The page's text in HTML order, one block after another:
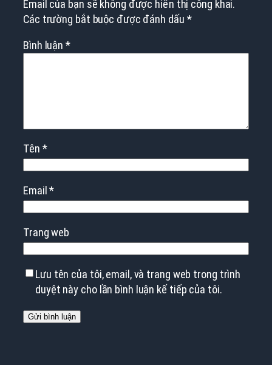
Email của bạn sẽ không được hiển thị công khai.
Các trường bắt buộc được đánh dấu *
Bình luận*
Tên *
Email*
Trang web
Lưu tên của tôi, email, và trang web trong trình
duyệt này cho lần bình luận kế tiếp của tôi.